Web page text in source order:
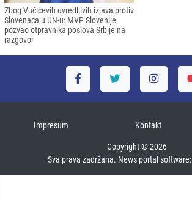
Zbog Vučićevih uvredljivih izjava protiv
Slovenaca u UN-u: MVP Slovenije
pozvao otpravnika poslova Srbije na
razgovor
Impresum Kontakt
Copyright © 2026
Sva prava zadržana. News portal software: